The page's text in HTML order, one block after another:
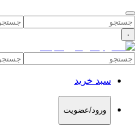
۰
سبد خرید
ورود/عضویت